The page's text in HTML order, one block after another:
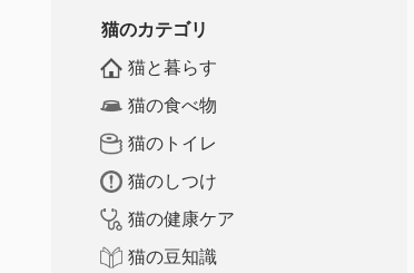
猫のカテゴリ
猫と暮らす
猫の食べ物
猫のトイレ
猫のしつけ
猫の健康ケア
猫の豆知識